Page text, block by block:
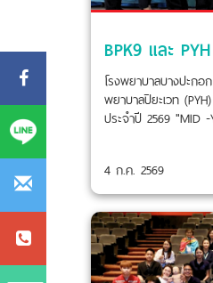
โรงพยาบาลบางปะกอ
พยาบาลปิยะเวท
ประจำปี 2569 "MID
สวนนงนุช พัทยา จ.
มา
4 ก.ค. 2569